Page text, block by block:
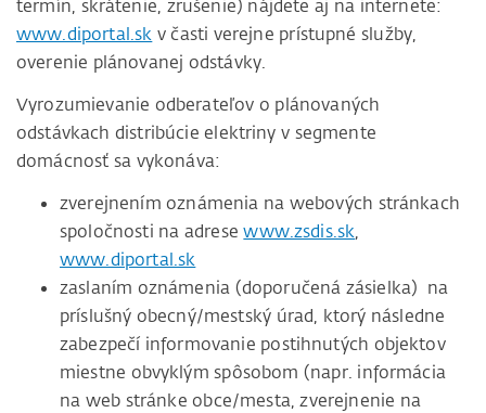
termín, skrátenie, zrušenie) nájdete aj na internete:
www.diportal.sk v časti verejne prístupné služby,
overenie plánovanej odstávky.
Vyrozumievanie odberateľov o plánovaných
odstávkach distribúcie elektriny v segmente
domácnosť sa vykonáva:
zverejnením oznámenia na webových stránkach
spoločnosti na adresewww.zsdis.sk,
www.diportal.sk
zaslaním oznámenia (doporučená zásielka) na
príslušný obecný/mestský úrad, ktorý následne
zabezpečí informovanie postihnutých objektov
miestne obvyklým spôsobom (napr. informácia
na web stránke obce/mesta, zverejnenie na